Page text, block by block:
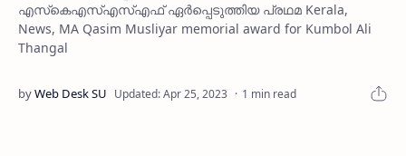
എസ്‌കെഎസ്എസ്എഫ് ഏര്‍പ്പെടുത്തിയ പ്രഥമ Kerala,
News, MA Qasim Musliyar memorial award for Kumbol Ali
Thangal
1 min read